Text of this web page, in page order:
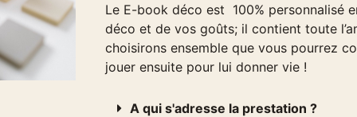
Le E-book déco est 100% personnalisé
déco et de vos goûts; il contient toute
choisirons ensemble que vous pourrez
jouer ensuite pour lui donner vie !
A qui s'adresse la prestation ?